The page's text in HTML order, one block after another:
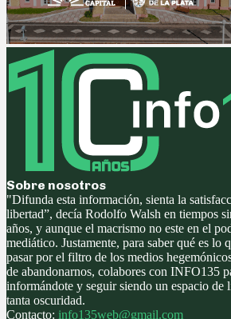
Sobre nosotros
"Difunda esta información, sienta la
libertad”, decía Rodolfo Walsh en tiempos
años, y aunque el macrismo no este en el
mediático. Justamente, para saber qué es lo
pasar por el filtro de los medios
de abandonarnos, colabores con INFO135
informándote y seguir siendo un espacio de
tanta oscuridad.
Contacto: info135web@gmail.com